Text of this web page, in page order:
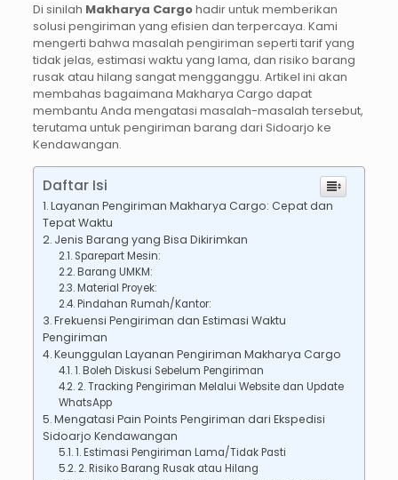
Di sinilah Makharya Cargohadir untuk memberikan
solusi pengiriman yang efisien dan terpercaya. Kami
mengerti bahwa masalah pengiriman seperti tarif yang
tidak jelas, estimasi waktu yang lama, dan risiko barang
rusak atau hilang sangat mengganggu. Artikel ini akan
membahas bagaimana Makharya Cargo dapat
membantu Anda mengatasi masalah-masalah tersebut,
terutama untuk pengiriman barang dari Sidoarjo ke
Kendawangan.
Daftar Isi
Layanan Pengiriman Makharya Cargo: Cepat dan
Tepat Waktu
Jenis Barang yang Bisa Dikirimkan
Sparepart Mesin:
Barang UMKM:
Material Proyek:
Pindahan Rumah/Kantor:
Frekuensi Pengiriman dan Estimasi Waktu
Pengiriman
Keunggulan Layanan Pengiriman Makharya Cargo
1. Boleh Diskusi Sebelum Pengiriman
2. Tracking Pengiriman Melalui Website dan Update
WhatsApp
Mengatasi Pain Points Pengiriman dari Ekspedisi
Sidoarjo Kendawangan
1. Estimasi Pengiriman Lama/Tidak Pasti
2. Risiko Barang Rusak atau Hilang